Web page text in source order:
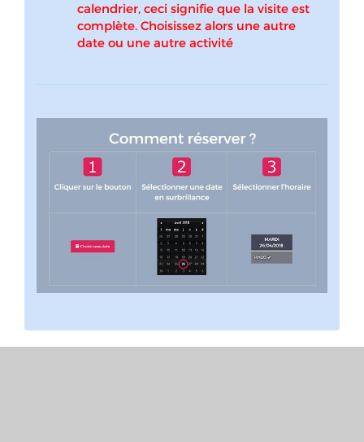
calendrier, ceci signifie que la visite est
complète. Choisissez alors une autre
date ou une autre activité